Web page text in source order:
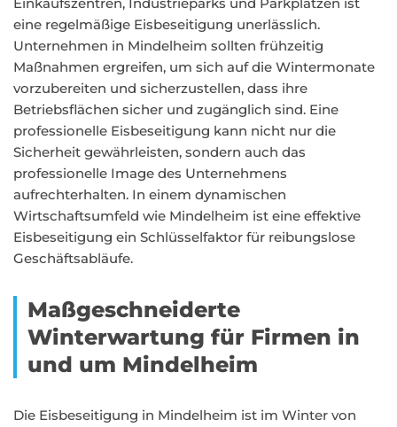
eine regelmäßige Eisbeseitigung unerlässlich.
Unternehmen in Mindelheim sollten frühzeitig
Maßnahmen ergreifen, um sich auf die Wintermonate
vorzubereiten und sicherzustellen, dass ihre
Betriebsflächen sicher und zugänglich sind. Eine
professionelle Eisbeseitigung kann nicht nur die
Sicherheit gewährleisten, sondern auch das
professionelle Image des Unternehmens
aufrechterhalten. In einem dynamischen
Wirtschaftsumfeld wie Mindelheim ist eine effektive
Eisbeseitigung ein Schlüsselfaktor für reibungslose
Geschäftsabläufe.
Maßgeschneiderte
Winterwartung für Firmen in
und um Mindelheim
Die Eisbeseitigung in Mindelheim ist im Winter von